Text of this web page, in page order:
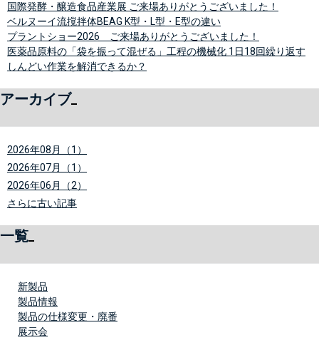
国際発酵・醸造食品産業展 ご来場ありがとうございました！
ベルヌーイ流撹拌体BEAG K型・L型・E型の違い
プラントショー2026 ご来場ありがとうございました！
医薬品原料の「袋を振って混ぜる」工程の機械化 1日18回繰り返す
しんどい作業を解消できるか？
アーカイブ
2026年08月（1）
2026年07月（1）
2026年06月（2）
さらに古い記事
一覧
新製品
製品情報
製品の仕様変更・廃番
展示会